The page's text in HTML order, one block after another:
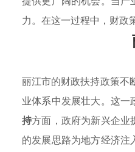
力。在这一过程中，财政
丽江市的财政扶持政策不
业体系中发展壮大。这
持方面，政府为新兴企业
的发展思路为地方经济